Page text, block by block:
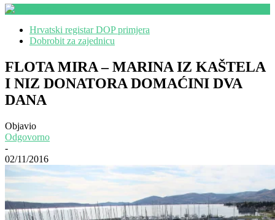
Hrvatski registar DOP primjera
Dobrobit za zajednicu
FLOTA MIRA – MARINA IZ KAŠTELA
I NIZ DONATORA DOMAĆINI DVA
DANA
Objavio
Odgovorno
-
02/11/2016